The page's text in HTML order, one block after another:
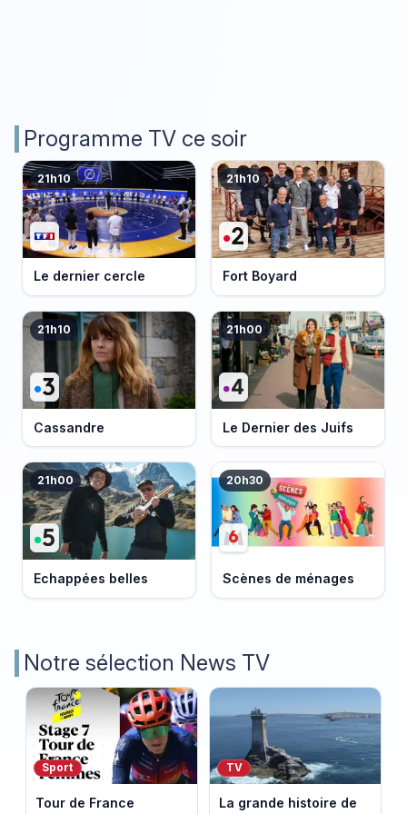
Programme TV ce soir
21h10
Le dernier cercle
21h10
Fort Boyard
21h10
Cassandre
21h00
Le Dernier des Juifs
21h00
Echappées belles
20h30
Scènes de ménages
Notre sélection News TV
Sport
Tour de France
TV
La grande histoire de